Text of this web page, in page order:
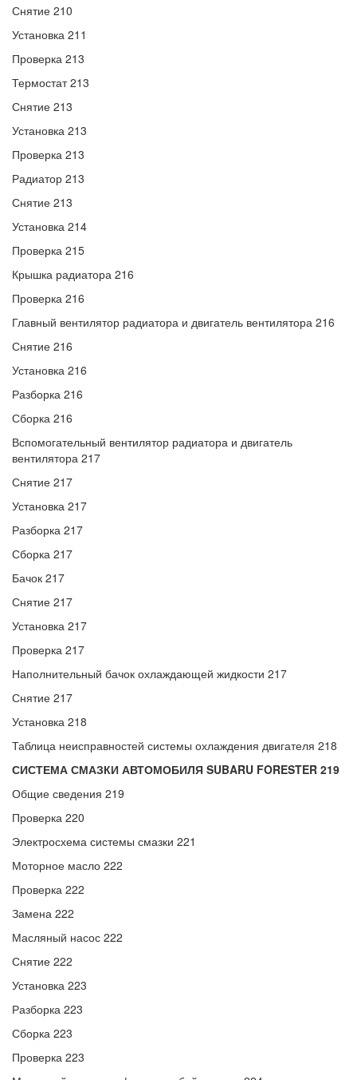
Снятие 210
Установка 211
Проверка 213
Термостат 213
Снятие 213
Установка 213
Проверка 213
Радиатор 213
Снятие 213
Установка 214
Проверка 215
Крышка радиатора 216
Проверка 216
Главный вентилятор радиатора и двигатель вентилятора 216
Снятие 216
Установка 216
Разборка 216
Сборка 216
Вспомогательный вентилятор радиатора и двигатель
вентилятора 217
Снятие 217
Установка 217
Разборка 217
Сборка 217
Бачок 217
Снятие 217
Установка 217
Проверка 217
Наполнительный бачок охлаждающей жидкости 217
Снятие 217
Установка 218
Таблица неисправностей системы охлаждения двигателя 218
СИСТЕМА СМАЗКИ АВТОМОБИЛЯ SUBARU FORESTER 219
Общие сведения 219
Проверка 220
Электросхема системы смазки 221
Моторное масло 222
Проверка 222
Замена 222
Масляный насос 222
Снятие 222
Установка 223
Разборка 223
Сборка 223
Проверка 223